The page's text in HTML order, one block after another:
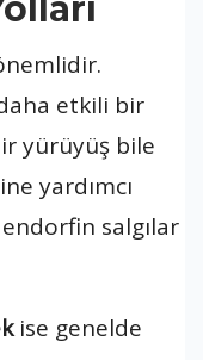
daha etkili bir
yürüyüş bile
yardımcı
salgılar
ise genelde